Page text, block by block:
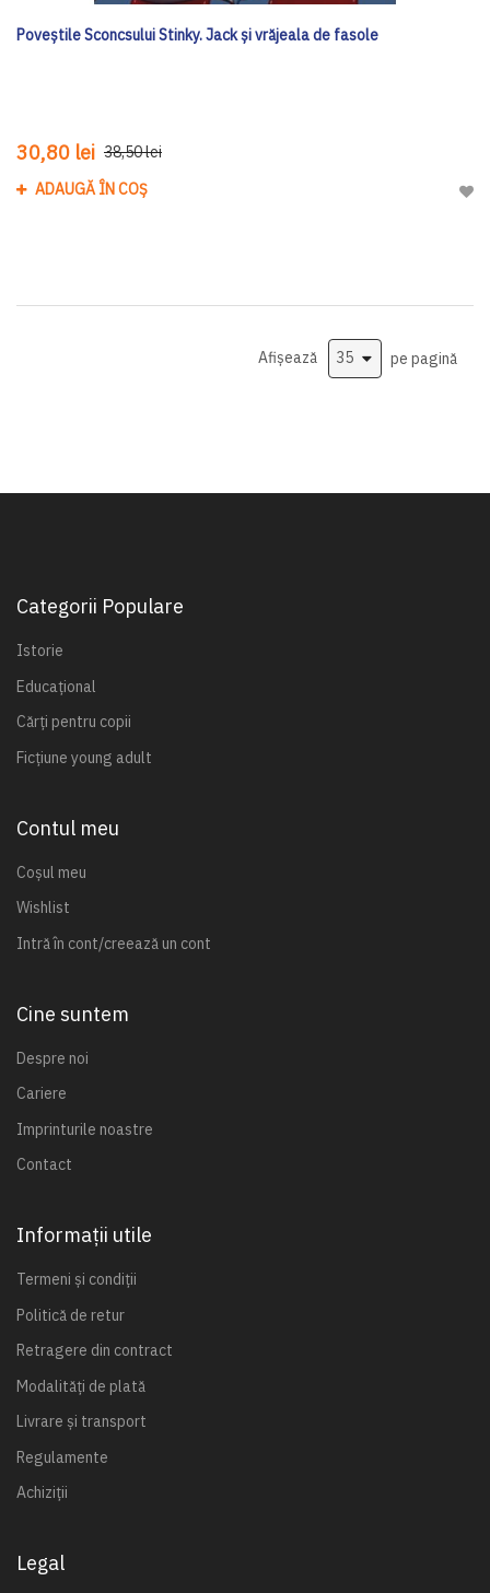
Poveștile Sconcsului Stinky. Jack și vrăjeala de fasole
30,80 lei 38,50 lei
ADAUGĂ ÎN COȘ
Afișează pe pagină
Categorii Populare
Istorie
Educațional
Cărți pentru copii
Ficțiune young adult
Contul meu
Coșul meu
Wishlist
Intră în cont/creează un cont
Cine suntem
Despre noi
Cariere
Imprinturile noastre
Contact
Informații utile
Termeni și condiții
Politică de retur
Retragere din contract
Modalități de plată
Livrare și transport
Regulamente
Achiziții
Legal